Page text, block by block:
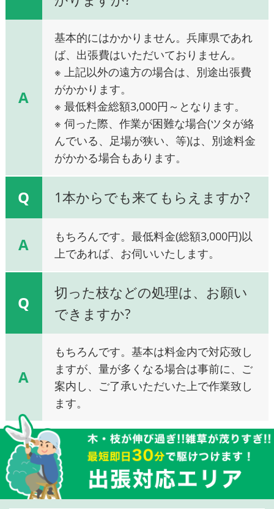
A
基本的にはかかりません。兵庫県であれ
ば、出張費はいただいておりません。
※ 上記以外の遠方の場合は、別途出張費
がかかります。
※ 最低料金総額3,000円～となります。
※ 伺った際、作業が困難な場合(ツタが絡
んでいる、足場が狭い、等)は、別途料金
がかかる場合もあります。
Q 1本からでも来てもらえますか?
A
もちろんです。最低料金(総額3,000円)以
上であれば、お伺いいたします。
Q
切った枝などの処理は、お願い
できますか?
A
もちろんです。基本は料金内で対応致し
ますが、量が多くなる場合は事前に、ご
案内し、ご了承いただいた上で作業致し
ます。